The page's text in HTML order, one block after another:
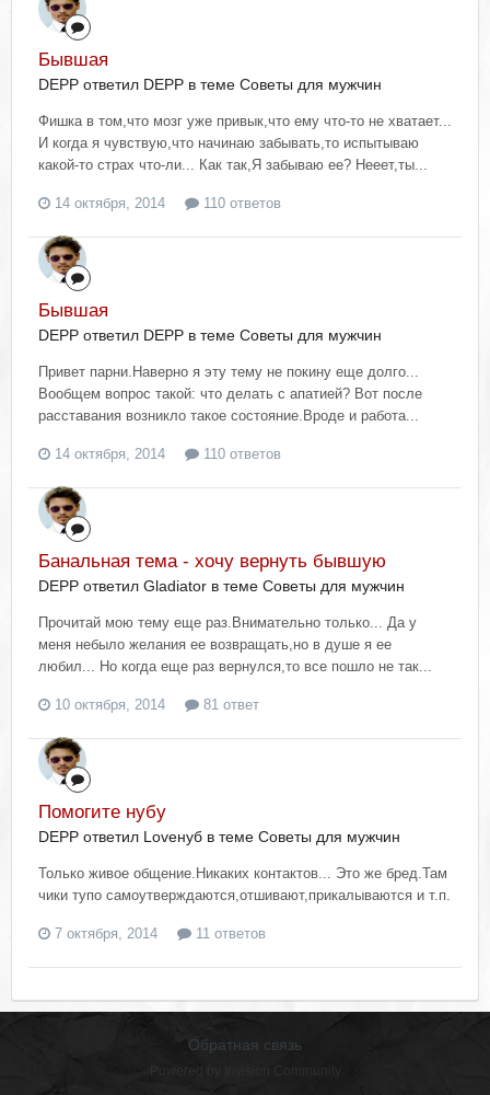
Бывшая
DEPP ответил DEPP в теме Советы для мужчин
Фишка в том,что мозг уже привык,что ему что-то не хватает...
И когда я чувствую,что начинаю забывать,то испытываю
какой-то страх что-ли... Как так,Я забываю ее? Нееет,ты...
14 октября, 2014 110 ответов
Бывшая
DEPP ответил DEPP в теме Советы для мужчин
Привет парни.Наверно я эту тему не покину еще долго...
Вообщем вопрос такой: что делать с апатией? Вот после
расставания возникло такое состояние.Вроде и работа...
14 октября, 2014 110 ответов
Банальная тема - хочу вернуть бывшую
DEPP ответил Gladiator в теме Советы для мужчин
Прочитай мою тему еще раз.Внимательно только... Да у
меня небыло желания ее возвращать,но в душе я ее
любил... Но когда еще раз вернулся,то все пошло не так...
10 октября, 2014 81 ответ
Помогите нубу
DEPP ответил Lovенуб в теме Советы для мужчин
Только живое общение.Никаких контактов... Это же бред.Там
чики тупо самоутверждаются,отшивают,прикалываются и т.п.
7 октября, 2014 11 ответов
Обратная связь
Powered by Invision Community